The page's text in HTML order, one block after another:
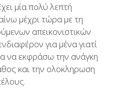
μία πολύ λεπτή
μέχρι τώρα με τη
απεικονιστικών
για μένα γιατί
να εκφράσω την ανάγκη
και την ολοκληρωση